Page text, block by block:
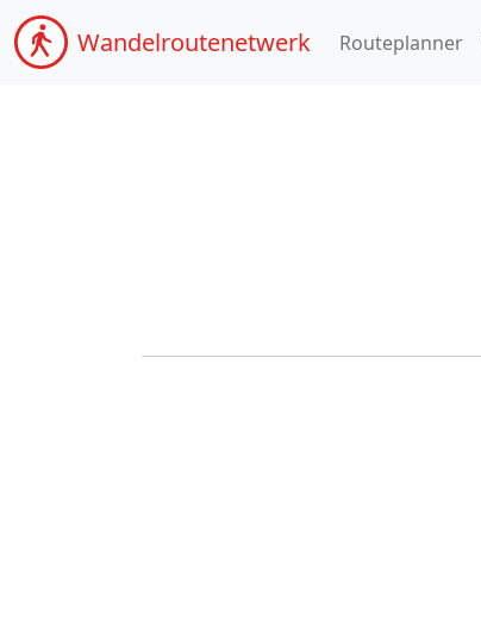
Wandelroutenetwerk Routeplanner